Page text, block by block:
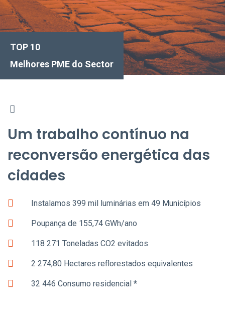
TOP 10
Melhores PME do Sector
Um trabalho contínuo na
reconversão energética das
cidades
Instalamos 399 mil luminárias em 49 Municípios
Poupança de 155,74 GWh/ano
118 271 Toneladas CO2 evitados
2 274,80 Hectares reflorestados equivalentes
32 446 Consumo residencial *